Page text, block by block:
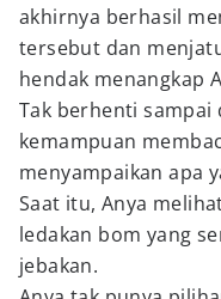
akhirnya berhasil
tersebut dan
hendak menangkap
Tak berhenti sampai
kemampuan
menyampaikan apa
Saat itu, Anya
ledakan bom yang
jebakan.